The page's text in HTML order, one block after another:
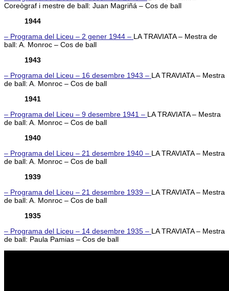
Coreògraf i mestre de ball: Juan Magriñá – Cos de ball
1944
– Programa del Liceu – 2 gener 1944 – LA TRAVIATA – Mestra de
ball: A. Monroc – Cos de ball
1943
– Programa del Liceu – 16 desembre 1943 – LA TRAVIATA – Mestra
de ball: A. Monroc – Cos de ball
1941
– Programa del Liceu – 9 desembre 1941 – LA TRAVIATA – Mestra
de ball: A. Monroc – Cos de ball
1940
– Programa del Liceu – 21 desembre 1940 – LA TRAVIATA – Mestra
de ball: A. Monroc – Cos de ball
1939
– Programa del Liceu – 21 desembre 1939 – LA TRAVIATA – Mestra
de ball: A. Monroc – Cos de ball
1935
– Programa del Liceu – 14 desembre 1935 – LA TRAVIATA – Mestra
de ball: Paula Pamias – Cos de ball